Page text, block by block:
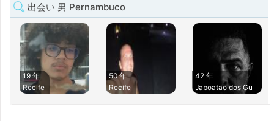
出会い 男 Pernambuco
19 年
Recife
50 年
Recife
42 年
Jaboatao dos Gu